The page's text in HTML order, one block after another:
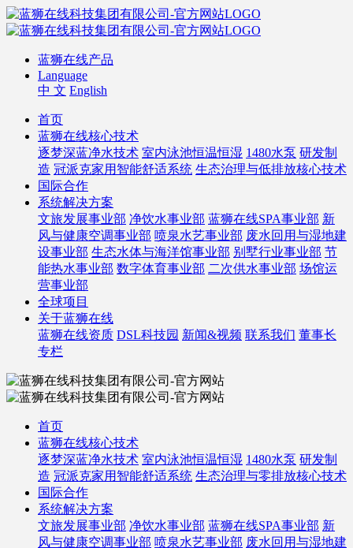
蓝狮在线产品
Language
中 文 English
首页
蓝狮在线核心技术
逐梦深蓝净水技术 室内泳池恒温恒湿 1480水泵 研发制
造 冠派克家用智能舒适系统 生态治理与低排放核心技术
国际合作
系统解决方案
文旅发展事业部 净饮水事业部 蓝狮在线SPA事业部 新
风与健康空调事业部 喷泉水艺事业部 废水回用与湿地建
设事业部 生态水体与海洋馆事业部 别墅行业事业部 节
能热水事业部 数字体育事业部 二次供水事业部 场馆运
营事业部
全球项目
关于蓝狮在线
蓝狮在线资质 DSL科技园 新闻&视频 联系我们 董事长
专栏
首页
蓝狮在线核心技术
逐梦深蓝净水技术 室内泳池恒温恒湿 1480水泵 研发制
造 冠派克家用智能舒适系统 生态治理与零排放核心技术
国际合作
系统解决方案
文旅发展事业部 净饮水事业部 蓝狮在线SPA事业部 新
风与健康空调事业部 喷泉水艺事业部 废水回用与湿地建